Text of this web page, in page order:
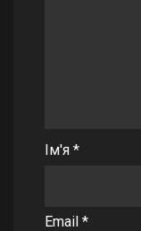
Ім'я *
Email *